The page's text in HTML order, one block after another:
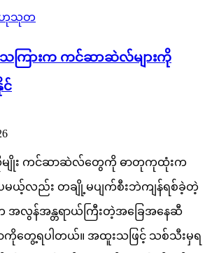
ဟုသုတ
ြားက ကင်ဆာဆဲလ်များကို
င်
ျိုး ကင်ဆာဆဲလ်တွေကို ဓာတုကုထုံးက
မယ့်လည်း တချို့မပျက်စီးဘဲကျန်ရစ်ခဲ့တဲ့
လွန်အန္တရာယ်ကြီးတဲ့အခြေအနေဆီ
ကိုတွေ့ရပါတယ်။ အထူးသဖြင့် သစ်သီးမှရ